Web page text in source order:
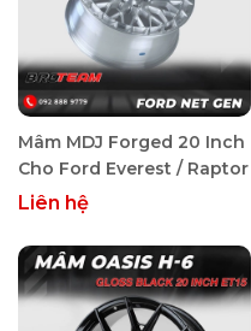
Mâm MDJ Forged 20 Inch
Cho Ford Everest / Raptor
Liên hệ